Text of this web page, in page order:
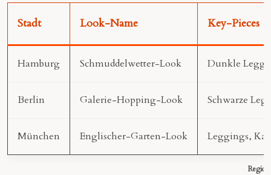
Stadt Look-Name Key-Pieces
Hamburg Schmuddelwetter-Look Dunkle
Berlin Galerie-Hopping-Look Schwarze
München Englischer-Garten-Look Leggings,